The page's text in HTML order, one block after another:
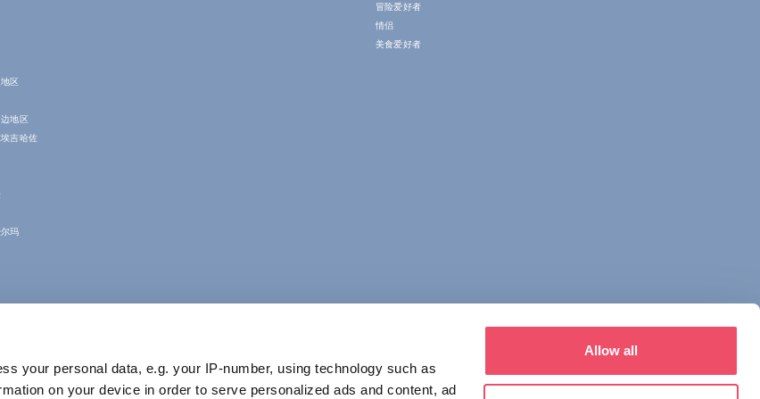
your personal data, e.g. your IP-number, using technology such as
on your device in order to serve personalized ads and content, ad
Allow all
区
地区
吉哈佐
玛
冒险爱好者
情侣
美食爱好者